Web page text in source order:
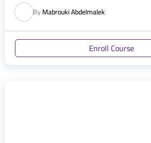
ByMabrouki Abdelmalek
Enroll Course